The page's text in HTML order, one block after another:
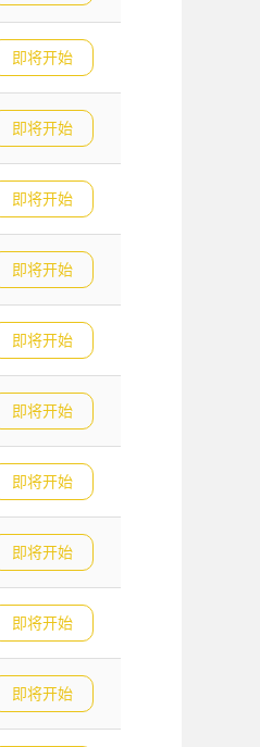
即将开始
即将开始
即将开始
即将开始
即将开始
即将开始
即将开始
即将开始
即将开始
即将开始